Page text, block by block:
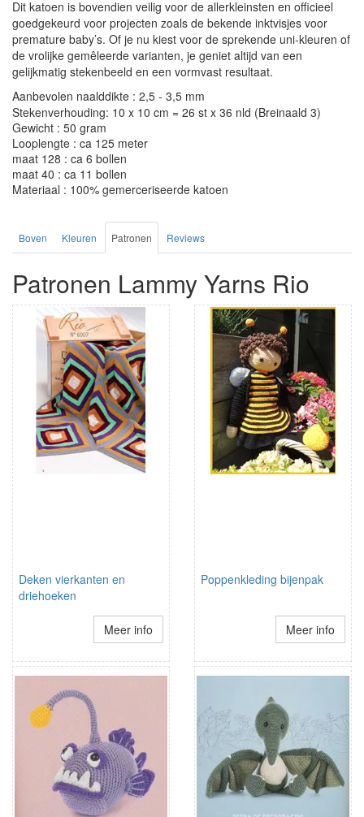
Dit katoen is bovendien veilig voor de allerkleinsten en officieel
goedgekeurd voor projecten zoals de bekende inktvisjes voor
premature baby’s. Of je nu kiest voor de sprekende uni-kleuren of
de vrolijke gemêleerde varianten, je geniet altijd van een
gelijkmatig stekenbeeld en een vormvast resultaat.
Aanbevolen naalddikte : 2,5 - 3,5 mm
Stekenverhouding: 10 x 10 cm = 26 st x 36 nld (Breinaald 3)
Gewicht : 50 gram
Looplengte : ca 125 meter
maat 128 : ca 6 bollen
maat 40 : ca 11 bollen
Materiaal : 100% gemerceriseerde katoen
Boven Kleuren Patronen Reviews
Patronen Lammy Yarns Rio
Deken vierkanten en
driehoeken
Meer info
Poppenkleding bijenpak
Meer info